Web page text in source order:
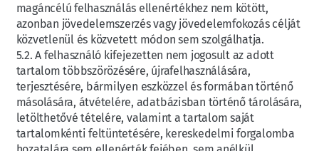
magáncélú felhasználás ellenértékhez nem kötött,
azonban jövedelemszerzés vagy jövedelemfokozás célját
közvetlenül és közvetett módon sem szolgálhatja.
5.2. A felhasználó kifejezetten nem jogosult az adott
tartalom többszörözésére, újrafelhasználására,
terjesztésére, bármilyen eszközzel és formában történő
másolására, átvételére, adatbázisban történő tárolására,
letölthetővé tételére, valamint a tartalom saját
tartalomkénti feltüntetésére, kereskedelmi forgalomba